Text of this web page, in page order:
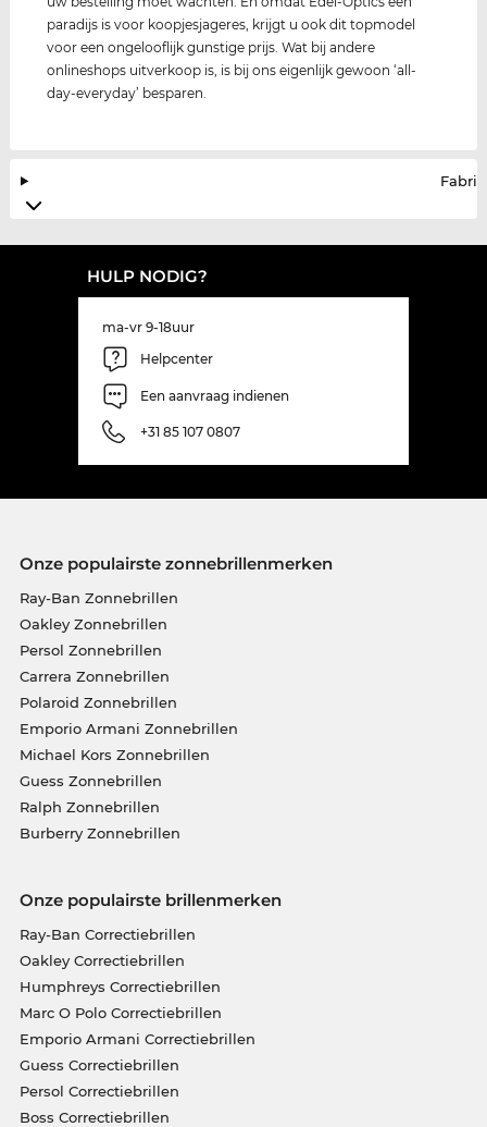
paradijs is voor koopjesjageres, krijgt u ook dit topmodel
voor een ongelooflijk gunstige prijs. Wat bij andere
onlineshops uitverkoop is, is bij ons eigenlijk gewoon ‘all-
day-everyday’ besparen.
HULP NODIG?
ma-vr 9-18uur
Helpcenter
Een aanvraag indienen
+31 85 107 0807
Onze populairste zonnebrillenmerken
Ray-Ban Zonnebrillen
Oakley Zonnebrillen
Persol Zonnebrillen
Carrera Zonnebrillen
Polaroid Zonnebrillen
Emporio Armani Zonnebrillen
Michael Kors Zonnebrillen
Guess Zonnebrillen
Ralph Zonnebrillen
Burberry Zonnebrillen
Onze populairste brillenmerken
Ray-Ban Correctiebrillen
Oakley Correctiebrillen
Humphreys Correctiebrillen
Marc O Polo Correctiebrillen
Emporio Armani Correctiebrillen
Guess Correctiebrillen
Persol Correctiebrillen
Boss Correctiebrillen